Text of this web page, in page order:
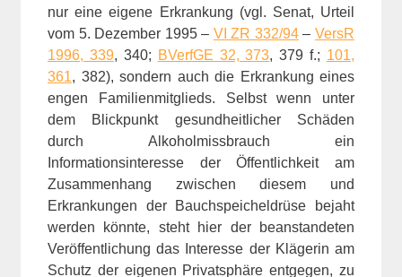
nur eine eigene Erkrankung (vgl. Senat, Urteil
vom 5. Dezember 1995 – VI ZR 332/94–VersR
1996, 339, 340; BVerfGE 32, 373, 379 f.; 101,
361, 382), sondern auch die Erkrankung eines
engen Familienmitglieds. Selbst wenn unter
dem Blickpunkt gesundheitlicher Schäden
durch Alkoholmissbrauch ein
Informationsinteresse der Öffentlichkeit am
Zusammenhang zwischen diesem und
Erkrankungen der Bauchspeicheldrüse bejaht
werden könnte, steht hier der beanstandeten
Veröffentlichung das Interesse der Klägerin am
Schutz der eigenen Privatsphäre entgegen, zu